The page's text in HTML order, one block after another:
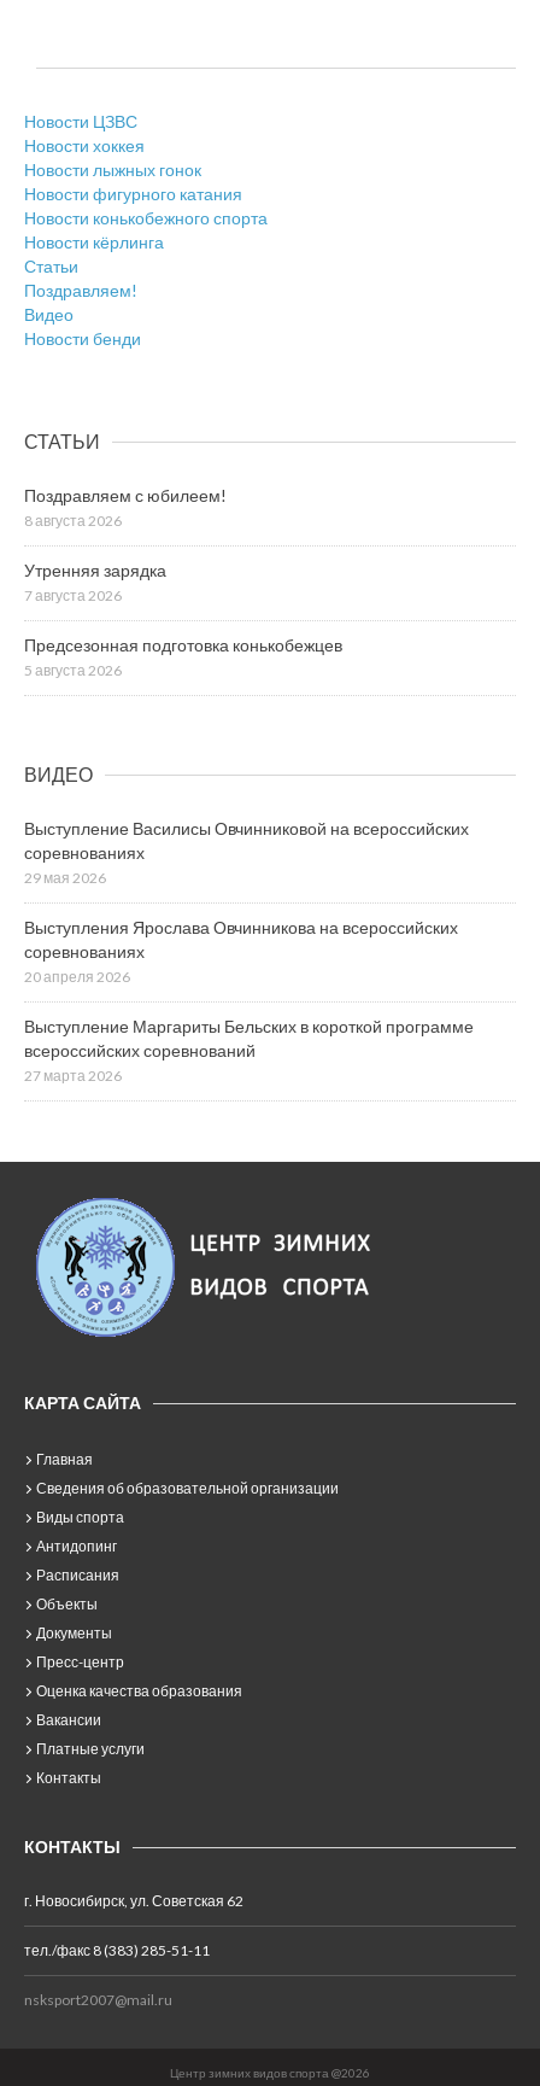
Новости ЦЗВС
Новости хоккея
Новости лыжных гонок
Новости фигурного катания
Новости конькобежного спорта
Новости кёрлинга
Статьи
Поздравляем!
Видео
Новости бенди
СТАТЬИ
Поздравляем с юбилеем!
8 августа 2026
Утренняя зарядка
7 августа 2026
Предсезонная подготовка конькобежцев
5 августа 2026
ВИДЕО
Выступление Василисы Овчинниковой на всероссийских
соревнованиях
29 мая 2026
Выступления Ярослава Овчинникова на всероссийских
соревнованиях
20 апреля 2026
Выступление Маргариты Бельских в короткой программе
всероссийских соревнований
27 марта 2026
КАРТА САЙТА
Главная
Сведения об образовательной организации
Виды спорта
Антидопинг
Расписания
Объекты
Документы
Пресс-центр
Оценка качества образования
Вакансии
Платные услуги
Контакты
КОНТАКТЫ
г. Новосибирск, ул. Советская 62
тел./факс 8 (383) 285-51-11
nsksport2007@mail.ru
Центр зимних видов спорта @2026